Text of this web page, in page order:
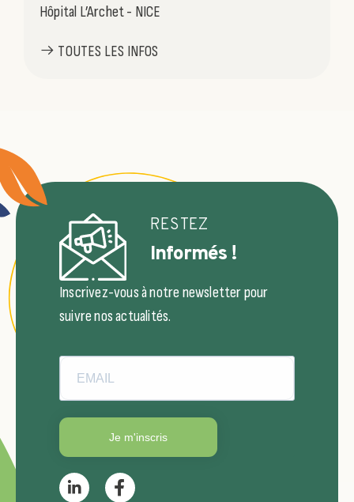
Hôpital L’Archet - NICE
TOUTES LES INFOS
RESTEZ
Informés !
Inscrivez-vous à notre newsletter pour
suivre nos actualités.
Je m'inscris